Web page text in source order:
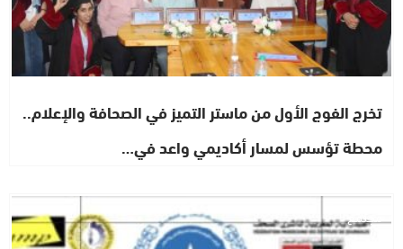
تخرج الفوج الأول من ماستر التميز في الصحافة والإعلام..
محطة تؤسس لمسار أكاديمي واعد في…
مجتمع